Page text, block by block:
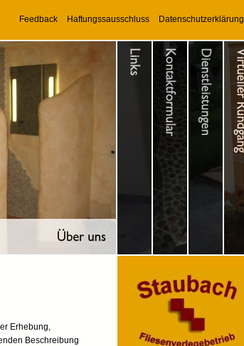
Feedback Haftungssausschluss Datenschutzerklärung
Erhebung,
Beschreibung